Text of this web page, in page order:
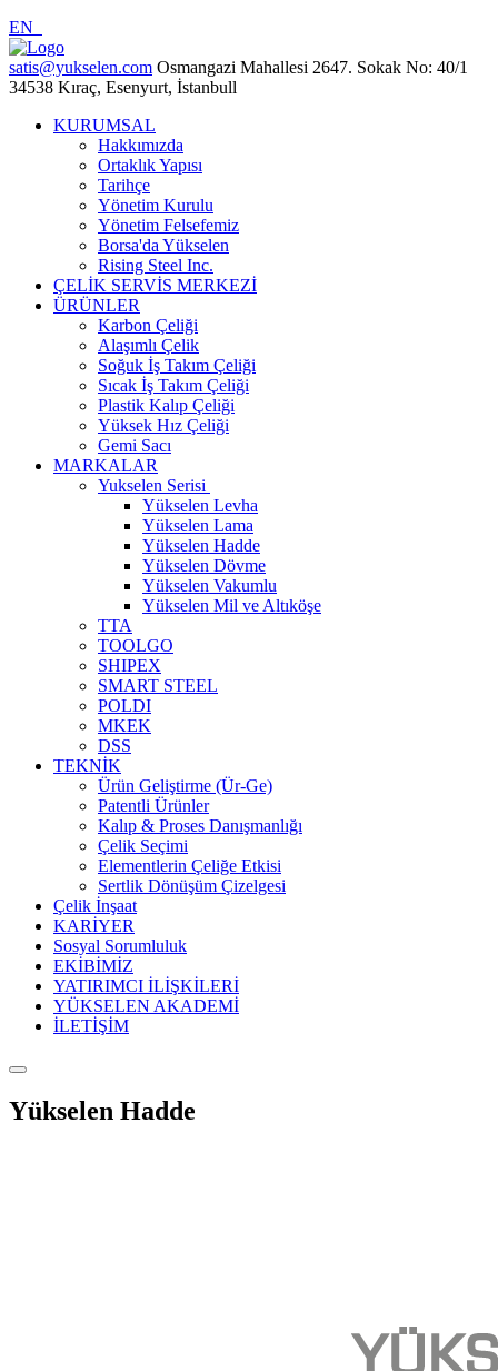
EN
satis@yukselen.com Osmangazi Mahallesi 2647. Sokak No: 40/1
34538 Kıraç, Esenyurt, İstanbull
KURUMSAL
Hakkımızda
Ortaklık Yapısı
Tarihçe
Yönetim Kurulu
Yönetim Felsefemiz
Borsa'da Yükselen
Rising Steel Inc.
ÇELİK SERVİS MERKEZİ
ÜRÜNLER
Karbon Çeliği
Alaşımlı Çelik
Soğuk İş Takım Çeliği
Sıcak İş Takım Çeliği
Plastik Kalıp Çeliği
Yüksek Hız Çeliği
Gemi Sacı
MARKALAR
Yukselen Serisi
Yükselen Levha
Yükselen Lama
Yükselen Hadde
Yükselen Dövme
Yükselen Vakumlu
Yükselen Mil ve Altıköşe
TTA
TOOLGO
SHIPEX
SMART STEEL
POLDI
MKEK
DSS
TEKNİK
Ürün Geliştirme (Ür-Ge)
Patentli Ürünler
Kalıp & Proses Danışmanlığı
Çelik Seçimi
Elementlerin Çeliğe Etkisi
Sertlik Dönüşüm Çizelgesi
Çelik İnşaat
KARİYER
Sosyal Sorumluluk
EKİBİMİZ
YATIRIMCI İLİŞKİLERİ
YÜKSELEN AKADEMİ
İLETİŞİM
Yükselen Hadde